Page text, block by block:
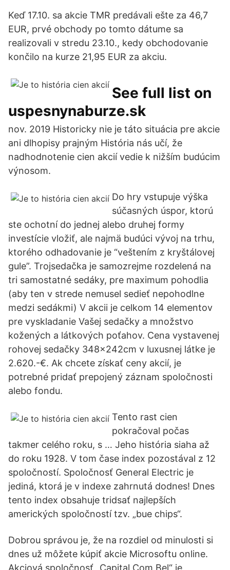
Keď 17.10. sa akcie TMR predávali ešte za 46,7
EUR, prvé obchody po tomto dátume sa
realizovali v stredu 23.10., kedy obchodovanie
končilo na kurze 21,95 EUR za akciu.
See full list on
uspesnynaburze.sk
nov. 2019 Historicky nie je táto situácia pre akcie
ani dlhopisy prajným História nás učí, že
nadhodnotenie cien akcií vedie k nižším budúcim
výnosom.
Do hry vstupuje výška
súčasných úspor, ktorú
ste ochotní do jednej alebo druhej formy
investície vložiť, ale najmä budúci vývoj na trhu,
ktorého odhadovanie je “veštením z kryštálovej
gule”. Trojsedačka je samozrejme rozdelená na
tri samostatné sedáky, pre maximum pohodlia
(aby ten v strede nemusel sedieť nepohodlne
medzi sedákmi) V akcii je celkom 14 elementov
pre vyskladanie Vašej sedačky a množstvo
kožených a látkových poťahov. Cena vystavenej
rohovej sedačky 348x242cm v luxusnej látke je
2.620.-€. Ak chcete získať ceny akcií, je
potrebné pridať prepojený záznam spoločnosti
alebo fondu.
Tento rast cien
pokračoval počas
takmer celého roku, s … Jeho história siaha až
do roku 1928. V tom čase index pozostával z 12
spoločností. Spoločnosť General Electric je
jediná, ktorá je v indexe zahrnutá dodnes! Dnes
tento index obsahuje tridsať najlepších
amerických spoločností tzv. „bue chips“.
Dobrou správou je, že na rozdiel od minulosti si
dnes už môžete kúpiť akcie Microsoftu online.
Akciová spoločnosť „Capital Com Bel“ je